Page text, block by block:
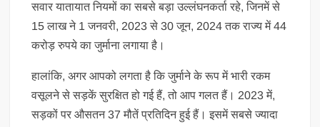
सवार यातायात नियमों का सबसे बड़ा उल्लंघनकर्ता रहे, जिनमें से
15 लाख ने 1 जनवरी, 2023 से 30 जून, 2024 तक राज्य में 44
करोड़ रुपये का जुर्माना लगाया है।
हालांकि, अगर आपको लगता है कि जुर्माने के रूप में भारी रकम
वसूलने से सड़कें सुरक्षित हो गई हैं, तो आप गलत हैं। 2023 में,
सड़कों पर औसतन 37 मौतें प्रतिदिन हुई हैं। इसमें सबसे ज्यादा